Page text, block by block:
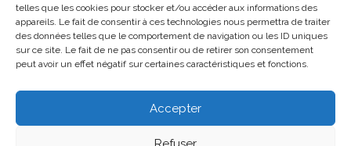
FAQ (Foire aux questions)
Mentions légales
Politique de confidentialité
Gestion de cookies
Accessibilité: partiellement conforme
telles que les cookies pour stocker et/ou accéder aux informations des
appareils. Le fait de consentir à ces technologies nous permettra de traiter
des données telles que le comportement de navigation ou les ID uniques
sur ce site. Le fait de ne pas consentir ou de retirer son consentement
peut avoir un effet négatif sur certaines caractéristiques et fonctions.
Accepter